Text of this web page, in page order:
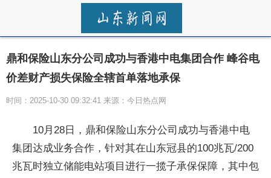
鼎和保险山东分公司成功与香港中电集团合作 峰谷电
价差财产损失保险全辖首单落地承保
时间：2025-10-30 09:32:41 来源：今日热点网
10月28日，鼎和保险山东分公司成功与香港中电
集团达成业务合作，针对其在山东冠县的100兆瓦/200
兆瓦时独立储能电站项目进行一揽子承保保障，其中包